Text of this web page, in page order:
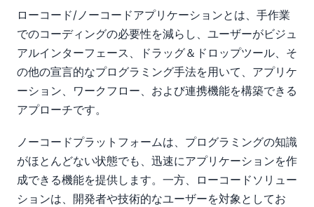
ローコード/ノーコードアプリケーションとは、手作業
でのコーディングの必要性を減らし、ユーザーがビジュ
アルインターフェース、ドラッグ＆ドロップツール、そ
の他の宣言的なプログラミング手法を用いて、アプリケ
ーション、ワークフロー、および連携機能を構築できる
アプローチです。
ノーコードプラットフォームは、プログラミングの知識
がほとんどない状態でも、迅速にアプリケーションを作
成できる機能を提供します。一方、ローコードソリュー
ションは、開発者や技術的なユーザーを対象としてお